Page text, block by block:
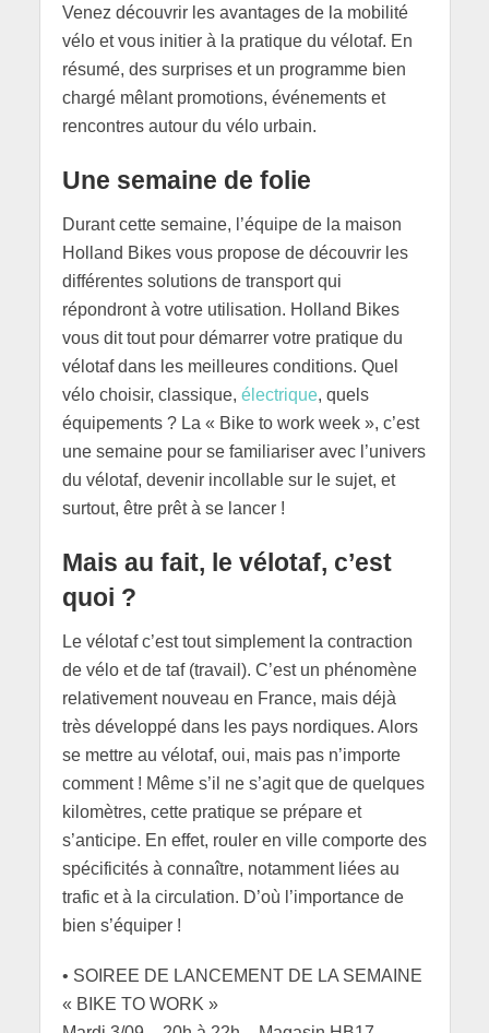
Venez découvrir les avantages de la mobilité
vélo et vous initier à la pratique du vélotaf. En
résumé, des surprises et un programme bien
chargé mêlant promotions, événements et
rencontres autour du vélo urbain.
Une semaine de folie
Durant cette semaine, l’équipe de la maison
Holland Bikes vous propose de découvrir les
différentes solutions de transport qui
répondront à votre utilisation. Holland Bikes
vous dit tout pour démarrer votre pratique du
vélotaf dans les meilleures conditions. Quel
vélo choisir, classique, électrique, quels
équipements ? La « Bike to work week », c’est
une semaine pour se familiariser avec l’univers
du vélotaf, devenir incollable sur le sujet, et
surtout, être prêt à se lancer !
Mais au fait, le vélotaf, c’est
quoi ?
Le vélotaf c’est tout simplement la contraction
de vélo et de taf (travail). C’est un phénomène
relativement nouveau en France, mais déjà
très développé dans les pays nordiques. Alors
se mettre au vélotaf, oui, mais pas n’importe
comment ! Même s’il ne s’agit que de quelques
kilomètres, cette pratique se prépare et
s’anticipe. En effet, rouler en ville comporte des
spécificités à connaître, notamment liées au
trafic et à la circulation. D’où l’importance de
bien s’équiper !
• SOIREE DE LANCEMENT DE LA SEMAINE
« BIKE TO WORK »